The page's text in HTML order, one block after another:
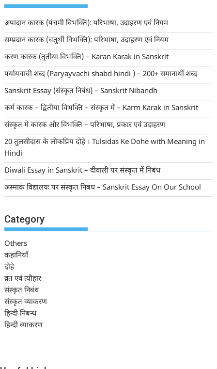
अपादान कारक (पंचमी विभक्ति): परिभाषा, उदाहरण एवं नियम
सम्प्रदान कारक (चतुर्थी विभक्ति): परिभाषा, उदाहरण एवं नियम
करण कारक (तृतीया विभक्ति) – Karan Karak in Sanskrit
पर्यायवाची शब्द (Paryayvachi shabd hindi ) – 200+ समानार्थी शब्द
Sanskrit Essay (संस्कृत निबंध) – Sanskrit Nibandh
कर्म कारक – द्वितीया विभक्ति – संस्कृत में – Karm Karak in Sanskrit
संस्कृत में कारक और विभक्ति – परिभाषा, प्रकार एवं उदाहरण
20 तुलसीदास के लोकप्रिय दोहे । Tulsidas Ke Dohe with Meaning in
Hindi
Diwali Essay in Sanskrit – दीवाली पर संस्कृत में निबंध
अस्माकं विद्यालयः पर संस्कृत निबंध – Sanskrit Essay On Our School
Category
Others
कहानियाँ
दोहे
व्रत एवं त्यौहार
संस्कृत निबंध
संस्कृत व्याकरण
हिन्दी निबन्ध
हिन्दी व्याकरण